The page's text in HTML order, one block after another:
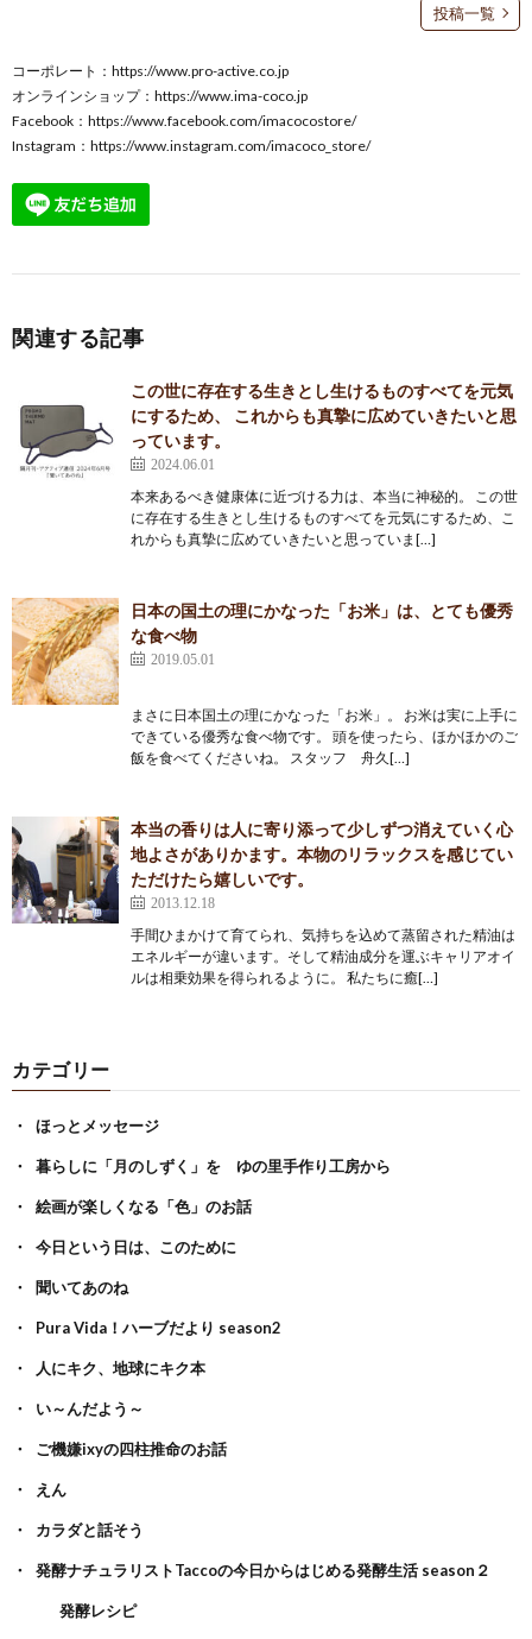
投稿一覧
コーポレート： https://www.pro-active.co.jp
オンラインショップ： https://www.ima-coco.jp
Facebook： https://www.facebook.com/imacocostore/
Instagram： https://www.instagram.com/imacoco_store/
関連する記事
この世に存在する生きとし生けるものすべてを元気
にするため、 これからも真摯に広めていきたいと思
っています。
2024.06.01
本来あるべき健康体に近づける力は、本当に神秘的。 この世
に存在する生きとし生けるものすべてを元気にするため、こ
れからも真摯に広めていきたいと思っていま[…]
日本の国土の理にかなった「お米」は、とても優秀
な食べ物
2019.05.01
まさに日本国土の理にかなった「お米」。 お米は実に上手に
できている優秀な食べ物です。 頭を使ったら、ほかほかのご
飯を食べてくださいね。 スタッフ 舟久[…]
本当の香りは人に寄り添って少しずつ消えていく心
地よさがありかます。本物のリラックスを感じてい
ただけたら嬉しいです。
2013.12.18
手間ひまかけて育てられ、気持ちを込めて蒸留された精油は
エネルギーが違います。そして精油成分を運ぶキャリアオイ
ルは相乗効果を得られるように。 私たちに癒[…]
カテゴリー
ほっとメッセージ
暮らしに「月のしずく」を ゆの里手作り工房から
絵画が楽しくなる「色」のお話
今日という日は、このために
聞いてあのね
Pura Vida！ハーブだより season2
人にキク、地球にキク本
い～んだよう～
ご機嫌ixyの四柱推命のお話
えん
カラダと話そう
発酵ナチュラリストTaccoの今日からはじめる発酵生活 season２
発酵レシピ